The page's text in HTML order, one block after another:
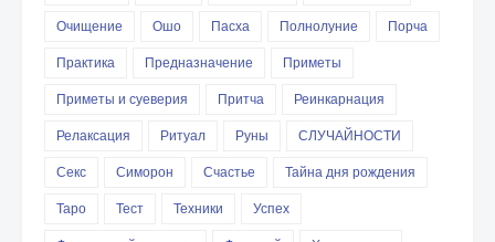
Очищение
Ошо Пасха Полнолуние
Порча
Практика
Предназначение
Приметы
Приметы и суеверия
Притча
Реинкарнация
Релаксация
Ритуал Руны
СЛУЧАЙНОСТИ
Секс
Симорон Счастье
Тайна дня рождения
Таро
Тест Техники
Успех